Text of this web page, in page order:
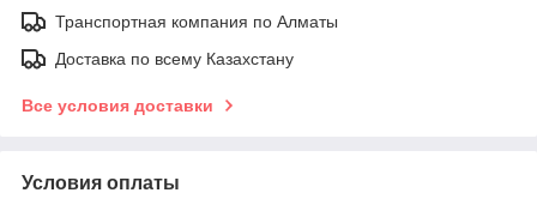
Транспортная компания по Алматы
Доставка по всему Казахстану
Все условия доставки
Условия оплаты